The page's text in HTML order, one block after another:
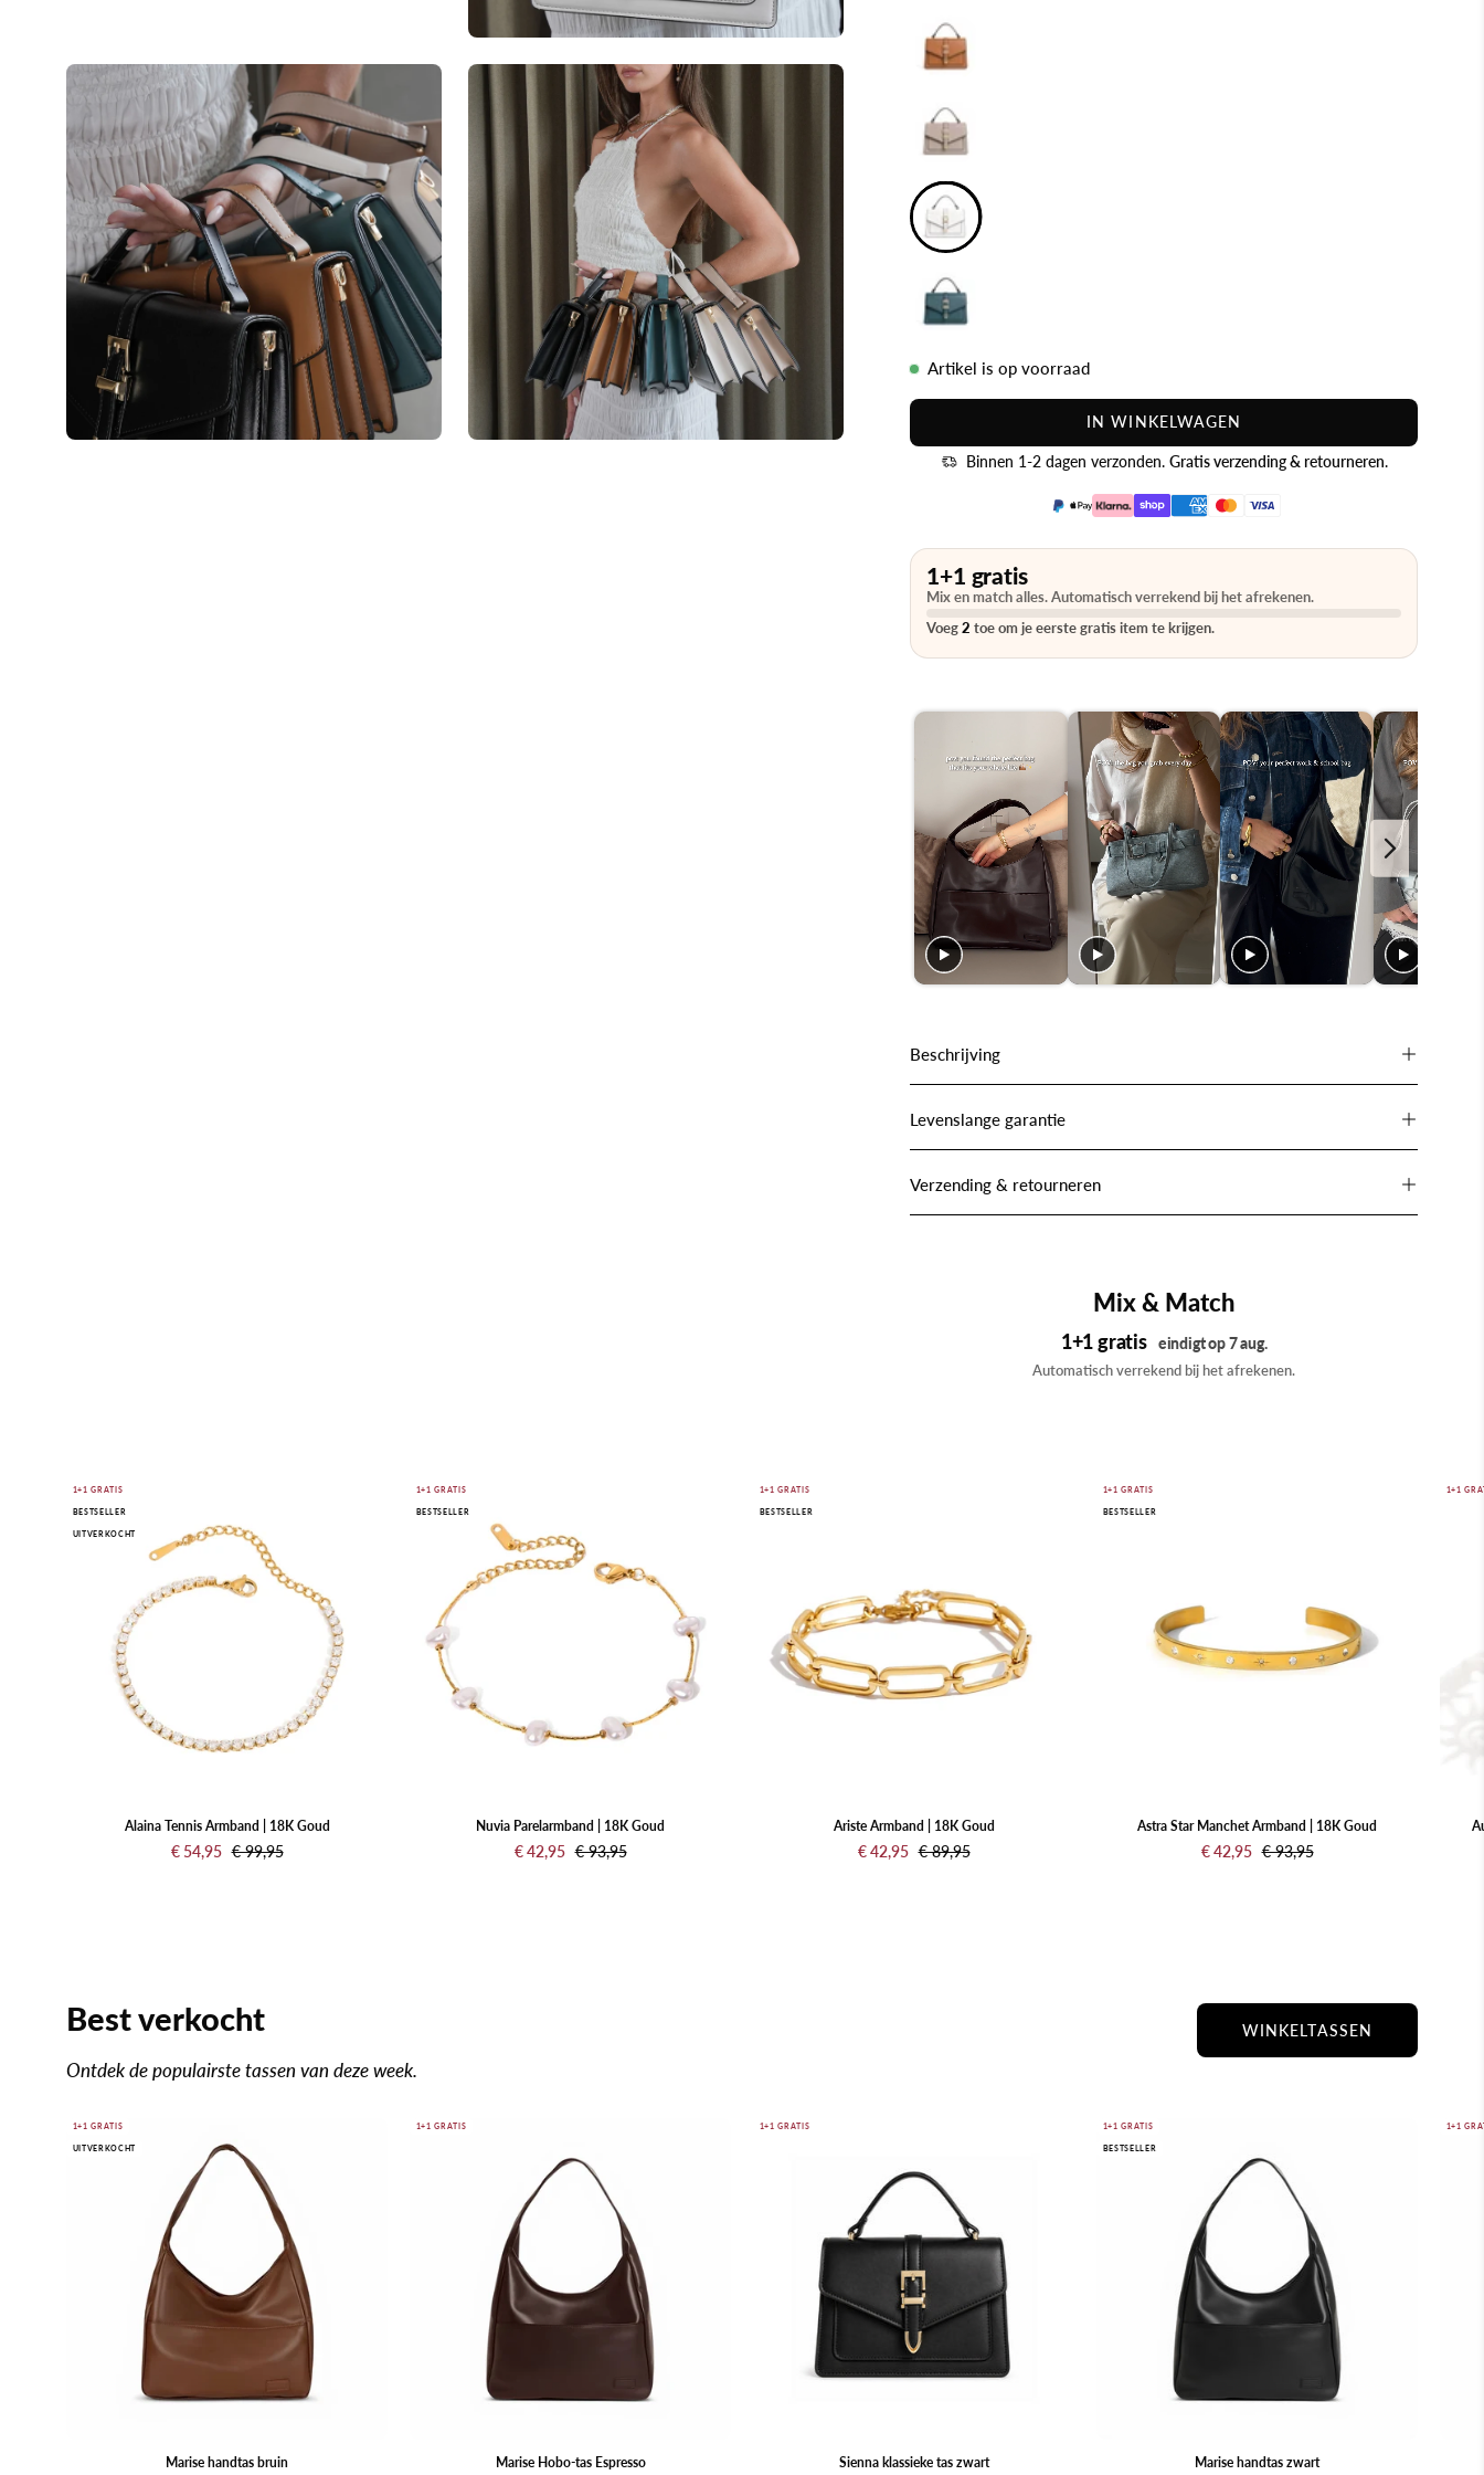
Artikel is op voorraad
IN WINKELWAGEN
Binnen 1-2 dagen verzonden.Gratis verzending & retourneren.
1+1 gratis
Mix en match alles. Automatisch verrekend bij het afrekenen.
Voeg2 toe om je eerste gratis item te krijgen.
Beschrijving
Levenslange garantie
Verzending & retourneren
Mix & Match
1+1 gratis eindigt op 7 aug.
Automatisch verrekend bij het afrekenen.
met
heldere
steentjes
op
achtergrond
1+1 GRATIS
BESTSELLER
UITVERKOCHT
Alaina Tennis Armband | 18K Goud
€ 54,95 € 99,95
|
18K
1+1 GRATIS
BESTSELLER
Nuvia Parelarmband | 18K Goud
€ 42,95 € 93,95
Goud
1+1 GRATIS
BESTSELLER
Ariste Armband | 18K Goud
€ 42,95 € 89,95
Goud
1+1 GRATIS
BESTSELLER
Astra Star Manchet Armband | 18K Goud
€ 42,95 € 93,95
1+1
Best verkocht
Ontdek de populairste tassen van deze week.
WINKELTASSEN
handtas
bruin
1+1 GRATIS
UITVERKOCHT
Marise handtas bruin
Hobo-
Espresso
1+1 GRATIS
Marise Hobo-tas Espresso
tas
zwart
1+1 GRATIS
Sienna klassieke tas zwart
handtas
zwart
1+1 GRATIS
BESTSELLER
Marise handtas zwart
1+1